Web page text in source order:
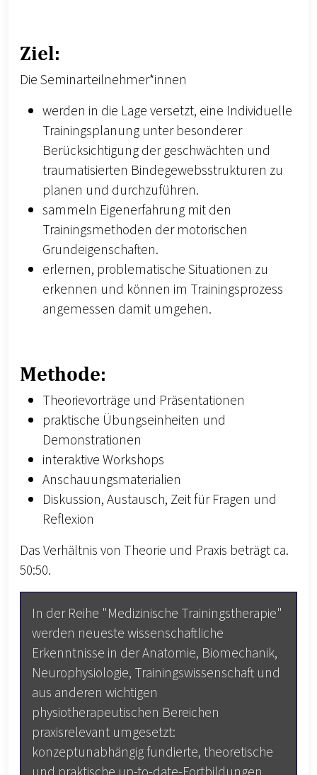
Ziel:
Die Seminarteilnehmer*innen
werden in die Lage versetzt, eine Individuelle
Trainingsplanung unter besonderer
Berücksichtigung der geschwächten und
traumatisierten Bindegewebsstrukturen zu
planen und durchzuführen.
sammeln Eigenerfahrung mit den
Trainingsmethoden der motorischen
Grundeigenschaften.
erlernen, problematische Situationen zu
erkennen und können im Trainingsprozess
angemessen damit umgehen.
Methode:
Theorievorträge und Präsentationen
praktische Übungseinheiten und
Demonstrationen
interaktive Workshops
Anschauungsmaterialien
Diskussion, Austausch, Zeit für Fragen und
Reflexion
Das Verhältnis von Theorie und Praxis beträgt ca.
50:50.
In der Reihe "Medizinische Trainingstherapie"
werden neueste wissenschaftliche
Erkenntnisse in der Anatomie, Biomechanik,
Neurophysiologie, Trainingswissenschaft und
aus anderen wichtigen
physiotherapeutischen Bereichen
praxisrelevant umgesetzt:
konzeptunabhängig fundierte, theoretische